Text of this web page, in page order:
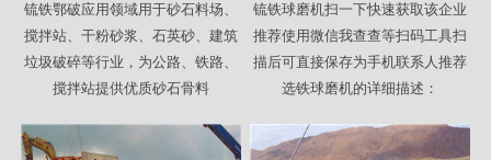
锍铁鄂破应用领域用于砂石料场、
搅拌站、干粉砂浆、石英砂、建筑
垃圾破碎等行业，为公路、铁路、
搅拌站提供优质砂石骨料
锍铁球磨机扫一下快速获取该企业
推荐使用微信我查查等扫码工具扫
描后可直接保存为手机联系人推荐
选铁球磨机的详细描述：